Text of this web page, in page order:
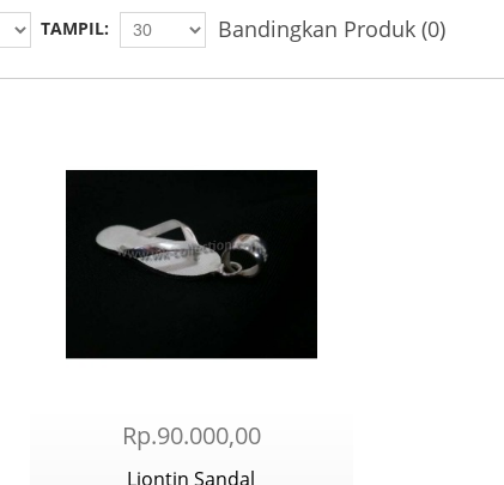
TAMPIL: Bandingkan Produk (0)
Rp.90.000,00
Liontin Sandal